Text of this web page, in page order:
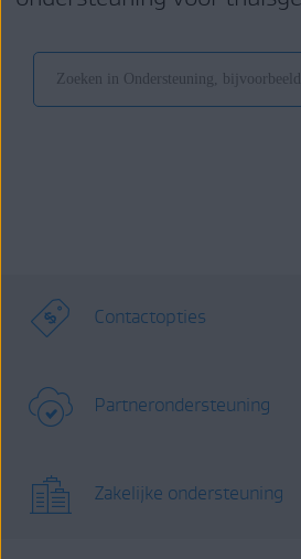
Contactopties
Partnerondersteuning
Zakelijke ondersteuning